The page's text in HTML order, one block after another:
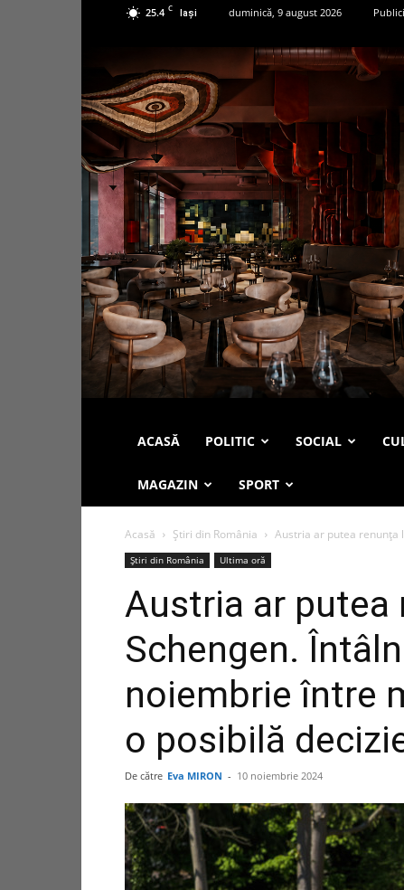
25.4 C Iași duminică, 9 august 2026
ACASĂ POLITIC SOCIAL
MAGAZIN SPORT
Acasă Știri din România Austria ar putea renunța
Știri din România Ultima oră
Austria ar putea
Schengen.
noiembrie între
o posibilă
De către Eva MIRON - 10 noiembrie 2024